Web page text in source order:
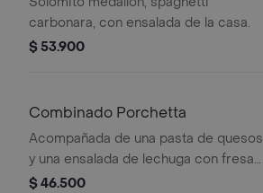
carbonara, con ensalada de la casa.
$ 53.900
Combinado Porchetta
Acompañada de una pasta de quesos
y una ensalada de lechuga con fresas
y reducción balsámica. Elige entre
$ 46.500